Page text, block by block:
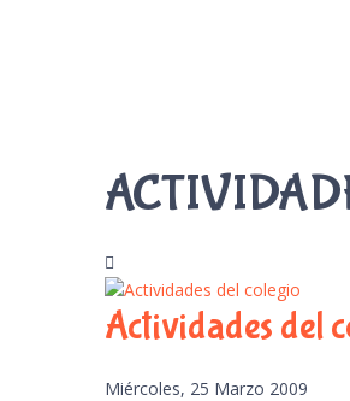
Actividades del
Miércoles, 25 Marzo 2009